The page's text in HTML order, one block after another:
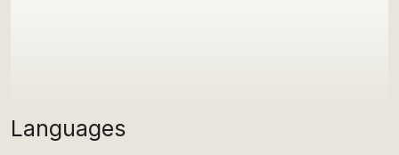
Languages